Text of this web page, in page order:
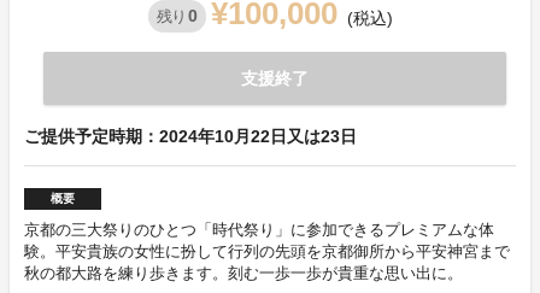
残り 0 ¥100,000 (税込)
支援終了
ご提供予定時期：2024年10月22日又は23日
概要
京都の三大祭りのひとつ「時代祭り」に参加できるプレミアムな体
験。平安貴族の女性に扮して行列の先頭を京都御所から平安神宮まで
秋の都大路を練り歩きます。刻む一歩一歩が貴重な思い出に。